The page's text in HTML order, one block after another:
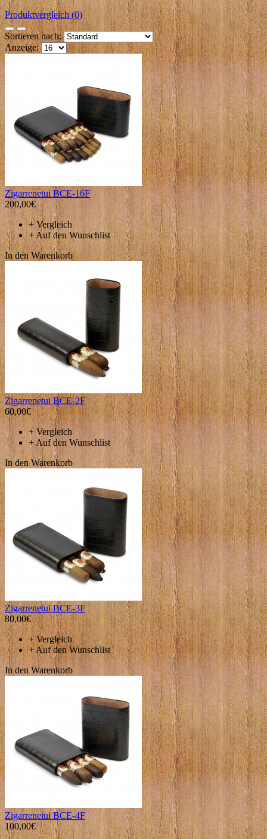
Produktvergleich (0)
Sortieren nach:
Anzeige:
Zigarrenetui BCE-16F
200,00€
+Vergleich
+Auf den Wunschlist
In den Warenkorb
Zigarrenetui BCE-2F
60,00€
+Vergleich
+Auf den Wunschlist
In den Warenkorb
Zigarrenetui BCE-3F
80,00€
+Vergleich
+Auf den Wunschlist
In den Warenkorb
Zigarrenetui BCE-4F
100,00€